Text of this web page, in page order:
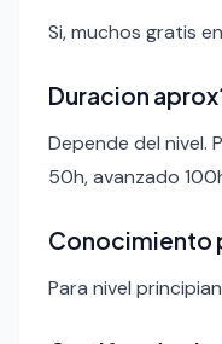
Si, muchos gratis
Duracion
Depende del nivel.
50h, avanzado
Conocimiento
Para nivel